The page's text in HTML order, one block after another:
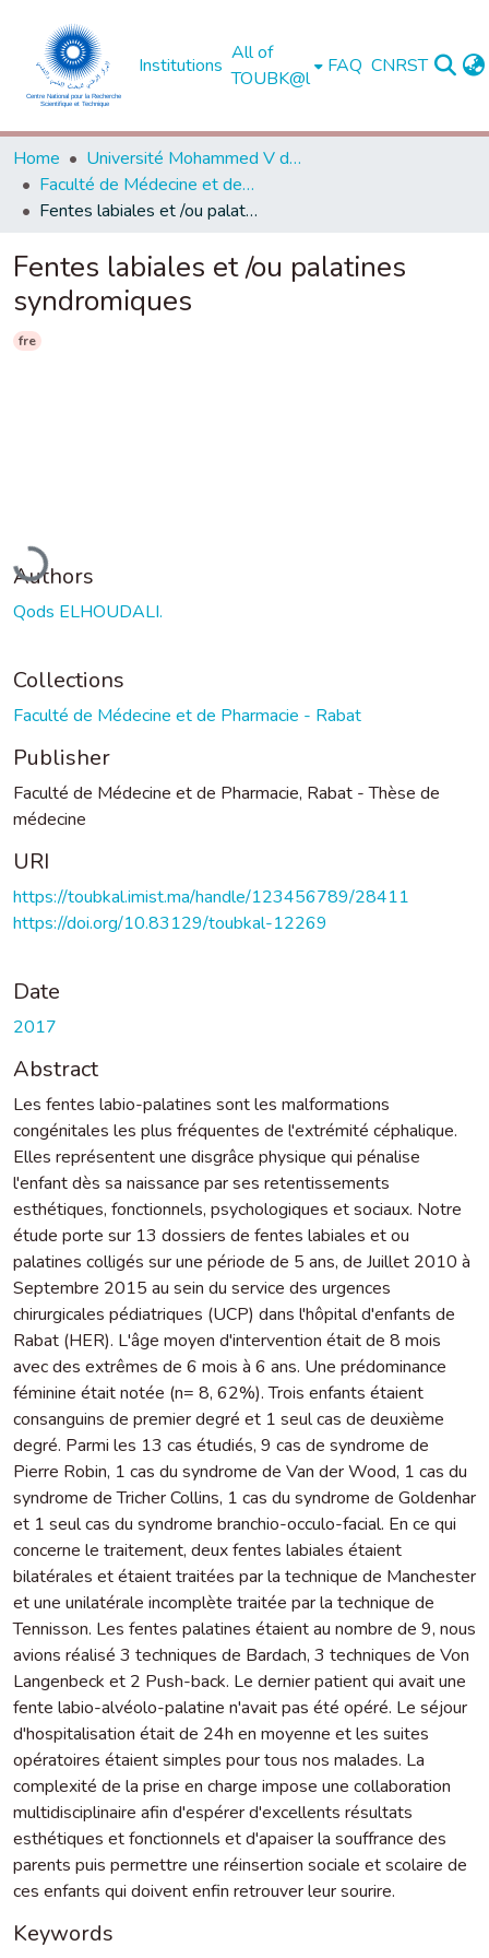
Institutions
All of
TOUBK@l
FAQ CNRST
Home
Université Mohammed V de Rabat
Faculté de Médecine et de Pharmacie - Rabat
Fentes labiales et /ou palatines syndromiques
Fentes labiales et /ou palatines
syndromiques
fre
Loading...
Authors
Qods ELHOUDALI.
Collections
Faculté de Médecine et de Pharmacie - Rabat
Publisher
Faculté de Médecine et de Pharmacie, Rabat - Thèse de
médecine
URI
https://toubkal.imist.ma/handle/123456789/28411
https://doi.org/10.83129/toubkal-12269
Date
2017
Abstract
Les fentes labio-palatines sont les malformations
congénitales les plus fréquentes de l'extrémité céphalique.
Elles représentent une disgrâce physique qui pénalise
l'enfant dès sa naissance par ses retentissements
esthétiques, fonctionnels, psychologiques et sociaux. Notre
étude porte sur 13 dossiers de fentes labiales et ou
palatines colligés sur une période de 5 ans, de Juillet 2010 à
Septembre 2015 au sein du service des urgences
chirurgicales pédiatriques (UCP) dans l'hôpital d'enfants de
Rabat (HER). L'âge moyen d'intervention était de 8 mois
avec des extrêmes de 6 mois à 6 ans. Une prédominance
féminine était notée (n= 8, 62%). Trois enfants étaient
consanguins de premier degré et 1 seul cas de deuxième
degré. Parmi les 13 cas étudiés, 9 cas de syndrome de
Pierre Robin, 1 cas du syndrome de Van der Wood, 1 cas du
syndrome de Tricher Collins, 1 cas du syndrome de Goldenhar
et 1 seul cas du syndrome branchio-occulo-facial. En ce qui
concerne le traitement, deux fentes labiales étaient
bilatérales et étaient traitées par la technique de Manchester
et une unilatérale incomplète traitée par la technique de
Tennisson. Les fentes palatines étaient au nombre de 9, nous
avions réalisé 3 techniques de Bardach, 3 techniques de Von
Langenbeck et 2 Push-back. Le dernier patient qui avait une
fente labio-alvéolo-palatine n'avait pas été opéré. Le séjour
d'hospitalisation était de 24h en moyenne et les suites
opératoires étaient simples pour tous nos malades. La
complexité de la prise en charge impose une collaboration
multidisciplinaire afin d'espérer d'excellents résultats
esthétiques et fonctionnels et d'apaiser la souffrance des
parents puis permettre une réinsertion sociale et scolaire de
ces enfants qui doivent enfin retrouver leur sourire.
Keywords